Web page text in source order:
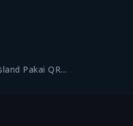
Pakai QR...